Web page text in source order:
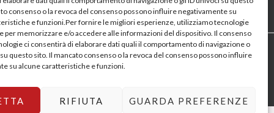
consenso o la revoca del consenso possono influire negativamente su
e funzioni.Per fornire le migliori esperienze, utilizziamo tecnologie
per memorizzare e/o accedere alle informazioni del dispositivo. Il consenso
ci consentirà di elaborare dati quali il comportamento di navigazione o
questo sito. Il mancato consenso o la revoca del consenso possono influire
su alcune caratteristiche e funzioni.
RIFIUTA GUARDA PREFERENZE